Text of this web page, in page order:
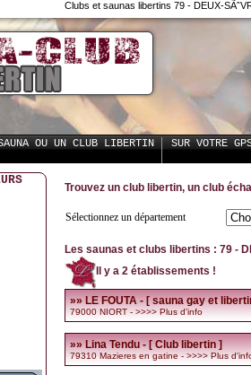
Clubs et saunas libertins 79 - DEUX-
OU UN CLUB LIBERTIN SUR VOTRE
Trouvez un club libertin, un club
Sélectionnez un département
Les saunas et clubs libertins : 79 -
Il y a 2 établissements !
»» LE FOUTA - [ sauna gay et
79000 NIORT - >>>> Plus d'info
»» Lina Tendu - [ Club libertin ]
79310 Mazieres en gatine - >>>> Plus